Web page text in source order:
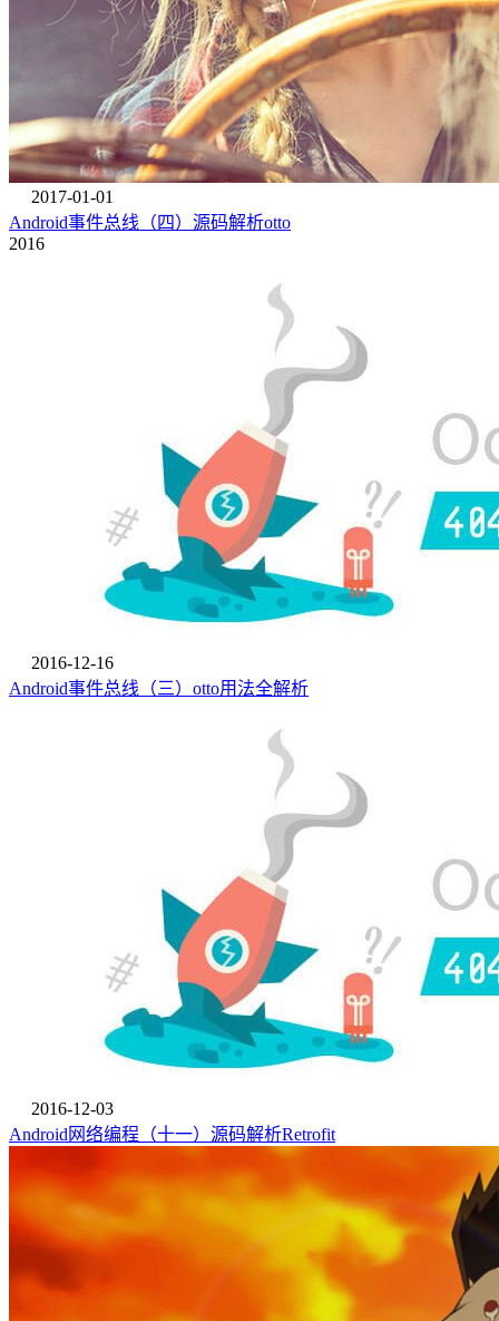
2017-01-01
Android事件总线（四）源码解析otto
2016
2016-12-16
Android事件总线（三）otto用法全解析
2016-12-03
Android网络编程（十一）源码解析Retrofit